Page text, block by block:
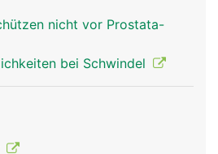
sind Greifen, Tasten
nicht vor Prostata-
bei Schwindel